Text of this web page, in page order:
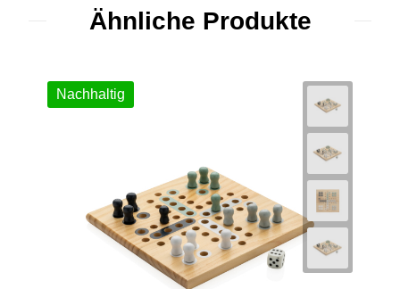
Ähnliche Produkte
Nachhaltig